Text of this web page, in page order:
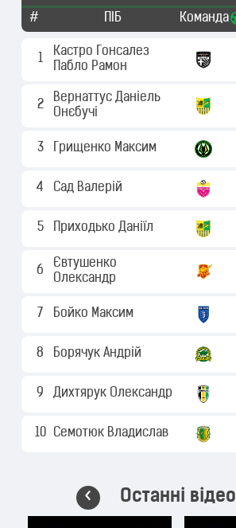
# ПІБ Команда
1
Кастро Гонсалез
Пабло Рамон
2
Вернаттус Даніель
Онєбучі
3 Грищенко Максим
4 Сад Валерій
5 Приходько Даніїл
6
Євтушенко
Олександр
7 Бойко Максим
8 Борячук Андрій
9 Дихтярук Олександр
10 Семотюк Владислав
Останні відео